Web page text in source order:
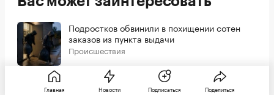
Подростков обвинили в похищении сотен
заказов из пункта выдачи
Происшествия
Россиянина арестовали за матерные
Главная Новости Подписаться Поделиться